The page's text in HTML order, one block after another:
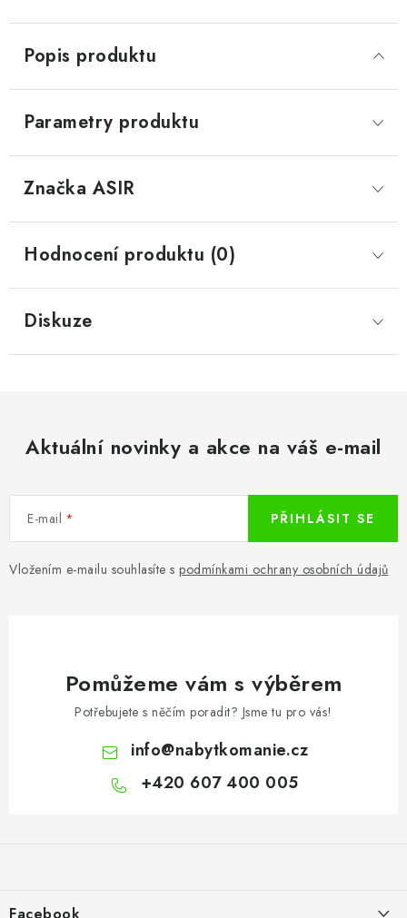
Popis produktu
Parametry produktu
Značka ASIR
Hodnocení produktu (0)
Diskuze
Aktuální novinky a akce na váš e-mail
E-mail
Vložením e-mailu souhlasíte s podmínkami ochrany osobních údajů
PŘIHLÁSIT SE
Pomůžeme vám s výběrem
Potřebujete s něčím poradit? Jsme tu pro vás!
info@nabytkomanie.cz
+420 607 400 005
aFacebook